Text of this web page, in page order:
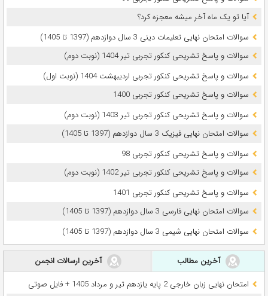
آیا تو یک ماه آخر میشه معجزه کرد؟
سوالات امتحان نهایی تعلیمات دینی 3 سال دوازدهم (1397 تا 1405)
سوالات و پاسخ تشریحی کنکور تجربی تیر 1404 (نوبت دوم)
سوالات و پاسخ تشریحی کنکور تجربی اردیبهشت 1404 (نوبت اول)
سوالات و پاسخ تشریحی کنکور تجربی 1400
سوالات و پاسخ تشریحی کنکور تجربی تیر 1403 (نوبت دوم)
سوالات امتحان نهایی فیزیک 3 سال دوازدهم (1397 تا 1405)
سوالات و پاسخ تشریحی کنکور تجربی 98
سوالات و پاسخ تشریحی کنکور تجربی تیر 1402 (نوبت دوم)
سوالات و پاسخ تشریحی کنکور تجربی 1401
سوالات امتحان نهایی فارسی 3 سال دوازدهم (1397 تا 1405)
سوالات امتحان نهایی شیمی 3 سال دوازدهم (1397 تا 1405)
آخرین مطالب
آخرین ارسالات انجمن
امتحان نهایی زبان خارجی 2 پایه یازدهم تیر و مرداد 1405 + فایل صوتی